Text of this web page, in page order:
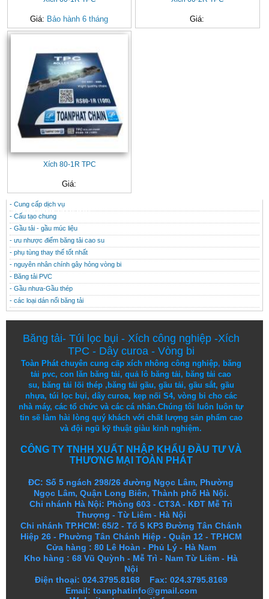
Giá: Bảo hành 6 tháng Giá:
Xích 80-1R TPC
Giá:
CONTACT
THÔNG TIN HỮU ÍCH
- Cung cấp dịch vụ
- Cấu tạo chung
- Gầu tải - gầu múc liệu
- ưu nhược điểm băng tải cao su
- phụ tùng thay thế tốt nhất
- nguyên nhân chính gây hỏng vòng bi
- Băng tải PVC
- Gầu nhưa-Gầu thép
- các loại dán nối băng tải
Băng tải- Túi lọc bụi - Xích công nghiệp-Xích
TPC - Dây curoa - Vòng bi
Toàn Phát chuyên cung cấp xích nhông công nghiệp, băng
tải pvc,con lăn băng tải,quả lô băng tải, băng tải cao
su, băng tải lõi thép,băng tải gầu, gầu tải, gầu sắt, gầu
nhựa, túi lọc bụi, dây curoa, kẹp nối S4, vòng bi cho các
nhà máy, các tổ chức và các cá nhân.Chúng tôi luôn luôn tự
tin sẽ làm hài lòng quý khách với chất lượng sảnphẩm cao
và đội ngũ kỹ thuật giàu kinh nghiệm.
CÔNG TY TNHH XUẤT NHẬP KHẨU ĐẦU TƯ VÀ
THƯƠNG MẠI TOÀN PHÁT
ĐC: Số 5 ngách 298/26 đường Ngọc Lâm, Phường
Ngọc Lâm, Quận Long Biên, Thành phố Hà Nội.
Chi nhánh Hà Nội: Phòng 603 - CT3A - KĐT Mễ Trì
Thượng - Từ Liêm - Hà Nội
Chi nhánh TP.HCM: 65/2 - Tổ 5 KP3 Đường Tân Chánh
Hiệp 26 - Phường Tân Chánh Hiệp - Quận 12 - TP.HCM
Cửa hàng : 80 Lê Hoàn - Phủ Lý - Hà Nam
Kho hàng :68 Vũ Quỳnh - Mễ Trì - Nam Từ Liêm - Hà
Nội
Điện thoại: 024.3795.8168 Fax: 024.3795.8169
Email: toanphatinfo@gmail.com